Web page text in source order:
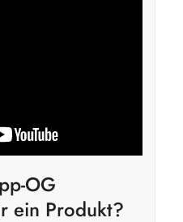
OG
ein Produkt?